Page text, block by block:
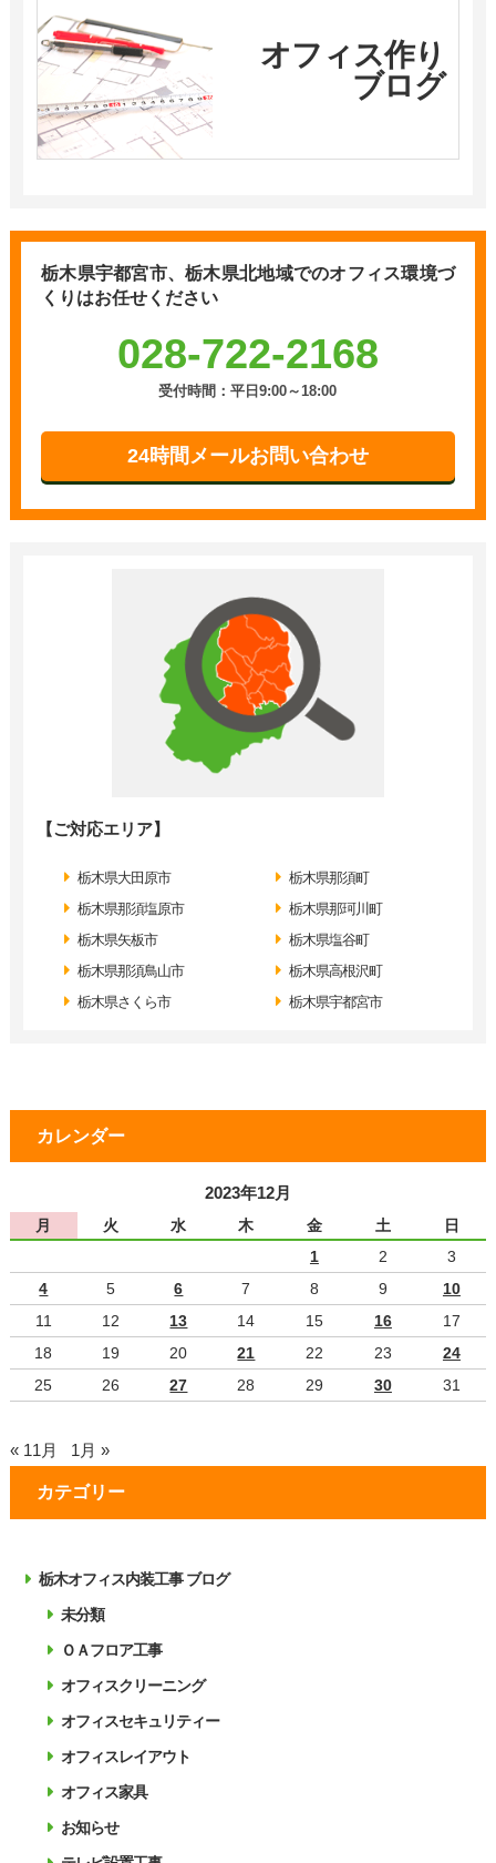
オフィス作り
ブログ
栃木県宇都宮市、栃木県北地域でのオフィス環境づ
くりはお任せください
028-722-2168
受付時間：平日9:00～18:00
24時間メールお問い合わせ
【ご対応エリア】
栃木県大田原市
栃木県那須塩原市
栃木県矢板市
栃木県那須鳥山市
栃木県さくら市
栃木県那須町
栃木県那珂川町
栃木県塩谷町
栃木県高根沢町
栃木県宇都宮市
カレンダー
2023年12月
月 火 水 木 金 土
日
1
2
3
4
5 6 7 8 9
10
11
12 13 14 15 16
17
18
19 20 21 22 23
24
25
26 27 28 29 30 31
« 11月 1月 »
カテゴリー
栃木オフィス内装工事 ブログ
未分類
ＯＡフロア工事
オフィスクリーニング
オフィスセキュリティー
オフィスレイアウト
オフィス家具
お知らせ